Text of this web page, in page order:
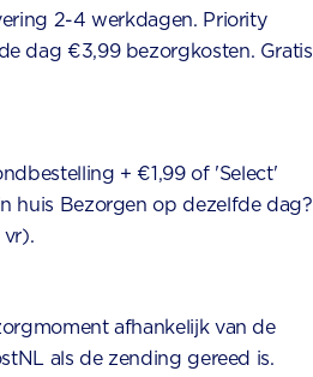
2-4 werkdagen. Priority
dag €3,99 bezorgkosten. Gratis
+ €1,99 of 'Select'
huis Bezorgen op dezelfde dag?
vr).
afhankelijk van de
als de zending gereed is.